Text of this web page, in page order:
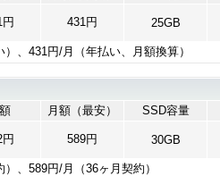
431円 25GB
、431円/月（年払い、月額換算）
月額（最安） SSD容量
589円 30GB
、589円/月（36ヶ月契約）